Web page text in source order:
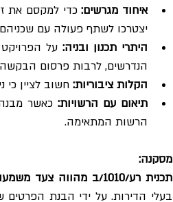
איחוד מגרשים:
יצטרכו לשתף פעולה עם
היתרי תכנון ובניה: על
הנדרשים, לרבות פרסום הבקשה לפי סעיף 149 לחוק
הקלות ציבוריות: חשוב לציין
תיאום עם הרשויות:
הרשות המתאימה.
מסקנה:
תכנית רע/1010/ב מהווה צעד משמעותי קדימה להתחדשות עירונית ברעננה